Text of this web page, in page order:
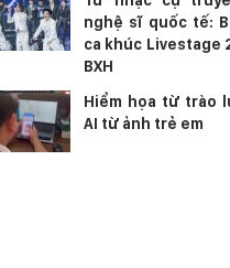
nghệ sĩ quốc tế:
ca khúc Livestage
BXH
Hiểm họa từ trào
AI từ ảnh trẻ em